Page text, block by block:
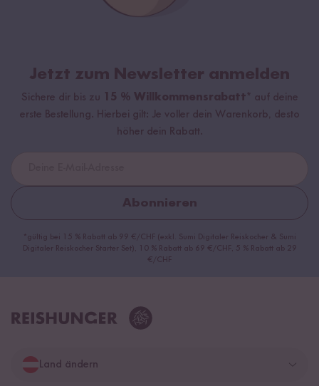
Jetzt zum Newsletter anmelden
Sichere dir bis zu 15 % Willkommensrabatt* auf deine
erste Bestellung. Hierbei gilt: Je voller dein Warenkorb, desto
höher dein Rabatt.
Abonnieren
*gültig bei 15 % Rabatt ab 99 €/CHF (exkl. Sumi Digitaler Reiskocher & Sumi
Digitaler Reiskocher Starter Set), 10 % Rabatt ab 69 €/CHF, 5 % Rabatt ab 29
€/CHF
Land ändern